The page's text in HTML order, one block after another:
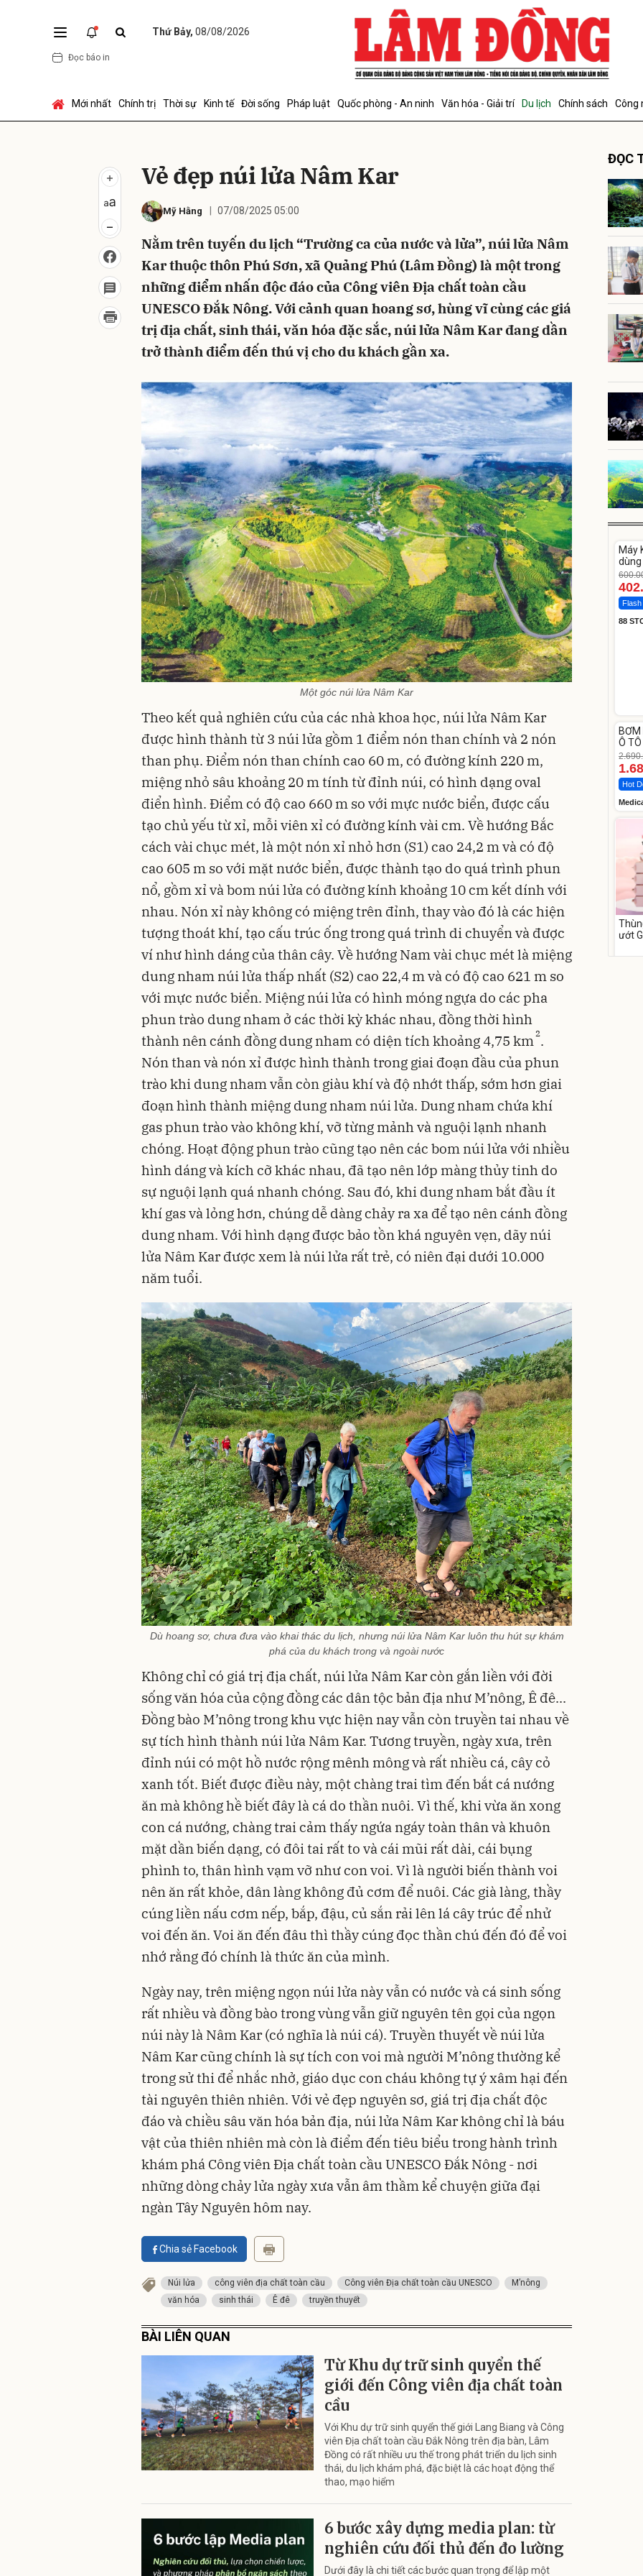
Thứ Bảy, 08/08/2026
Đọc báo in
Mới nhất Chính trị Thời sự Kinh tế Đời sống Pháp luật Quốc phòng - An ninh Văn hóa - Giải trí Du lịch Chính sách Công
Vẻ đẹp núi lửa Nâm Kar
Mỹ Hằng 07/08/2025 05:00
Nằm trên tuyến du lịch “Trường ca của nước và lửa”, núi lửa Nâm
Kar thuộc thôn Phú Sơn, xã Quảng Phú (Lâm Đồng) là một trong
những điểm nhấn độc đáo của Công viên Địa chất toàn cầu
UNESCO Đắk Nông. Với cảnh quan hoang sơ, hùng vĩ cùng các giá
trị địa chất, sinh thái, văn hóa đặc sắc, núi lửa Nâm Kar đang dần
trở thành điểm đến thú vị cho du khách gần xa.
Một góc núi lửa Nâm Kar
Theo kết quả nghiên cứu của các nhà khoa học, núi lửa Nâm Kar
được hình thành từ 3 núi lửa gồm 1 điểm nón than chính và 2 nón
than phụ. Điểm nón than chính cao 60 m, có đường kính 220 m,
miệng nhỏ sâu khoảng 20 m tính từ đỉnh núi, có hình dạng oval
điển hình. Điểm có độ cao 660 m so với mực nước biển, được cấu
tạo chủ yếu từ xỉ, mỗi viên xỉ có đường kính vài cm. Về hướng Bắc
cách vài chục mét, là một nón xỉ nhỏ hơn (S1) cao 24,2 m và có độ
cao 605 m so với mặt nước biển, được thành tạo do quá trình phun
nổ, gồm xỉ và bom núi lửa có đường kính khoảng 10 cm kết dính với
nhau. Nón xỉ này không có miệng trên đỉnh, thay vào đó là các hiện
tượng thoát khí, tạo cấu trúc ống trong quá trình di chuyển và được
ví như hình dáng của thân cây. Về hướng Nam vài chục mét là miệng
dung nham núi lửa thấp nhất (S2) cao 22,4 m và có độ cao 621 m so
với mực nước biển. Miệng núi lửa có hình móng ngựa do các pha
phun trào dung nham ở các thời kỳ khác nhau, đồng thời hình
thành nên cánh đồng dung nham có diện tích khoảng 4,75 km2.
Nón than và nón xỉ được hình thành trong giai đoạn đầu của phun
trào khi dung nham vẫn còn giàu khí và độ nhớt thấp, sớm hơn giai
đoạn hình thành miệng dung nham núi lửa. Dung nham chứa khí
gas phun trào vào không khí, vỡ từng mảnh và nguội lạnh nhanh
chóng. Hoạt động phun trào cũng tạo nên các bom núi lửa với nhiều
hình dáng và kích cỡ khác nhau, đã tạo nên lớp màng thủy tinh do
sự nguội lạnh quá nhanh chóng. Sau đó, khi dung nham bắt đầu ít
khí gas và lỏng hơn, chúng dễ dàng chảy ra xa để tạo nên cánh đồng
dung nham. Với hình dạng được bảo tồn khá nguyên vẹn, dãy núi
lửa Nâm Kar được xem là núi lửa rất trẻ, có niên đại dưới 10.000
năm tuổi.
Dù hoang sơ, chưa đưa vào khai thác du lịch, nhưng núi lửa Nâm Kar luôn thu hút sự khám
phá của du khách trong và ngoài nước
Không chỉ có giá trị địa chất, núi lửa Nâm Kar còn gắn liền với đời
sống văn hóa của cộng đồng các dân tộc bản địa như M’nông, Ê đê...
Đồng bào M’nông trong khu vực hiện nay vẫn còn truyền tai nhau về
sự tích hình thành núi lửa Nâm Kar. Tương truyền, ngày xưa, trên
đỉnh núi có một hồ nước rộng mênh mông và rất nhiều cá, cây cỏ
xanh tốt. Biết được điều này, một chàng trai tìm đến bắt cá nướng
ăn mà không hề biết đây là cá do thần nuôi. Vì thế, khi vừa ăn xong
con cá nướng, chàng trai cảm thấy ngứa ngáy toàn thân và khuôn
mặt dần biến dạng, có đôi tai rất to và cái mũi rất dài, cái bụng
phình to, thân hình vạm vỡ như con voi. Vì là người biến thành voi
nên ăn rất khỏe, dân làng không đủ cơm để nuôi. Các già làng, thầy
cúng liền nấu cơm nếp, bắp, đậu, củ sắn rải lên lá cây trúc để nhử
voi đến ăn. Voi ăn đến đâu thì thầy cúng đọc thần chú đến đó để voi
nhớ rằng đó chính là thức ăn của mình.
Ngày nay, trên miệng ngọn núi lửa này vẫn có nước và cá sinh sống
rất nhiều và đồng bào trong vùng vẫn giữ nguyên tên gọi của ngọn
núi này là Nâm Kar (có nghĩa là núi cá). Truyền thuyết về núi lửa
Nâm Kar cũng chính là sự tích con voi mà người M’nông thường kể
trong sử thi để nhắc nhở, giáo dục con cháu không tự ý xâm hại đến
tài nguyên thiên nhiên. Với vẻ đẹp nguyên sơ, giá trị địa chất độc
đáo và chiều sâu văn hóa bản địa, núi lửa Nâm Kar không chỉ là báu
vật của thiên nhiên mà còn là điểm đến tiêu biểu trong hành trình
khám phá Công viên Địa chất toàn cầu UNESCO Đắk Nông - nơi
những dòng chảy lửa ngày xưa vẫn âm thầm kể chuyện giữa đại
ngàn Tây Nguyên hôm nay.
Chia sẻ Facebook
Núi lửa công viên địa chất toàn cầu Công viên Địa chất toàn cầu UNESCO
M’nông
văn hóa
sinh thái Ê đê truyền thuyết
BÀI LIÊN QUAN
Từ Khu dự trữ sinh quyển thế
giới đến Công viên địa chất toàn
cầu
Với Khu dự trữ sinh quyển thế giới Lang Biang và Công
viên Địa chất toàn cầu Đắk Nông trên địa bàn, Lâm
Đồng có rất nhiều ưu thế trong phát triển du lịch sinh
thái, du lịch khám phá, đặc biệt là các hoạt động thể
thao, mạo hiểm
6 bước xây dựng media plan: từ
nghiên cứu đối thủ đến đo lường
Dưới đây là chi tiết các bước quan trọng để lập một
ĐỌC
-33%
Máy
dùng
Flash
88
-37%
BƠM
Ô TÔ
Hot
ướt
Gửi bình luận
Hủy